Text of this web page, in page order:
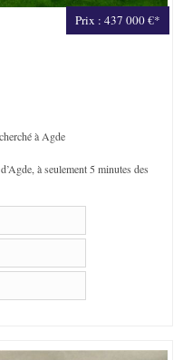
Prix : 437 000 €*
à Agde
à seulement 5 minutes des